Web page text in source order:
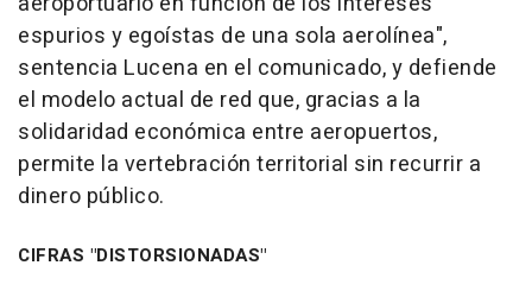
espurios y egoístas de una sola aerolínea",
sentencia Lucena en el comunicado, y defiende
el modelo actual de red que, gracias a la
solidaridad económica entre aeropuertos,
permite la vertebración territorial sin recurrir a
dinero público.
CIFRAS "DISTORSIONADAS"